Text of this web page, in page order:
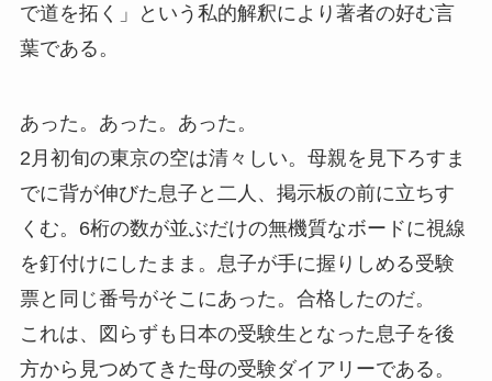
で道を拓く」という私的解釈により著者の好む言
葉である。
あった。あった。あった。
2月初旬の東京の空は清々しい。母親を見下ろすま
でに背が伸びた息子と二人、掲示板の前に立ちす
くむ。6桁の数が並ぶだけの無機質なボードに視線
を釘付けにしたまま。息子が手に握りしめる受験
票と同じ番号がそこにあった。合格したのだ。
これは、図らずも日本の受験生となった息子を後
方から見つめてきた母の受験ダイアリーである。